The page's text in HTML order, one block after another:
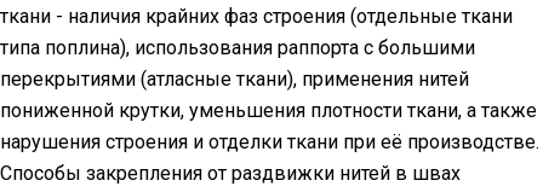
ткани - наличия крайних фаз строения (отдельные ткани
типа поплина), использования раппорта с большими
перекрытиями (атласные ткани), применения нитей
пониженной крутки, уменьшения плотности ткани, а также
нарушения строения и отделки ткани при её производстве.
Способы закрепления от раздвижки нитей в швах